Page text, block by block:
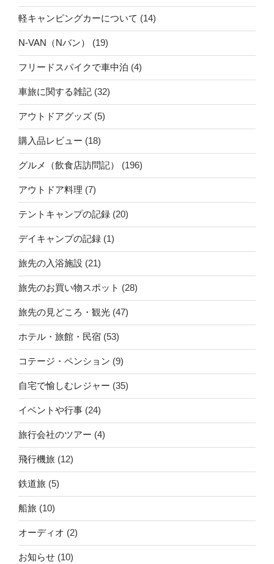
軽キャンピングカーについて (14)
N-VAN（Nバン） (19)
フリードスパイクで車中泊 (4)
車旅に関する雑記 (32)
アウトドアグッズ (5)
購入品レビュー (18)
グルメ（飲食店訪問記） (196)
アウトドア料理 (7)
テントキャンプの記録 (20)
デイキャンプの記録 (1)
旅先の入浴施設 (21)
旅先のお買い物スポット (28)
旅先の見どころ・観光 (47)
ホテル・旅館・民宿 (53)
コテージ・ペンション (9)
自宅で愉しむレジャー (35)
イベントや行事 (24)
旅行会社のツアー (4)
飛行機旅 (12)
鉄道旅 (5)
船旅 (10)
オーディオ (2)
お知らせ (10)